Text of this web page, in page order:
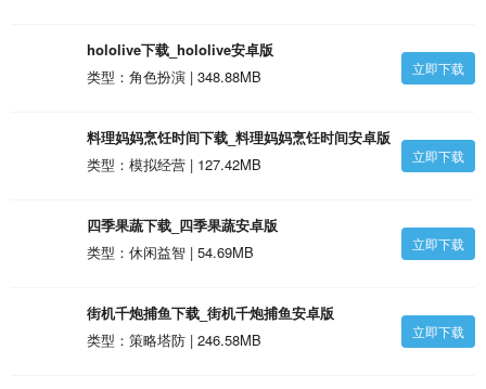
hololive下载_hololive安卓版
类型：角色扮演 | 348.88MB
立即下载
料理妈妈烹饪时间下载_料理妈妈烹饪时间安卓版
类型：模拟经营 | 127.42MB
立即下载
四季果蔬下载_四季果蔬安卓版
类型：休闲益智 | 54.69MB
立即下载
街机千炮捕鱼下载_街机千炮捕鱼安卓版
类型：策略塔防 | 246.58MB
立即下载